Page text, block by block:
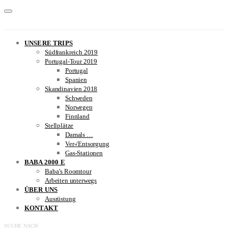
UNSERE TRIPS
Südfrankreich 2019
Portugal-Tour 2019
Portugal
Spanien
Skandinavien 2018
Schweden
Norwegen
Finnland
Stellplätze
Damals …
Ver-/Entsorgung
Gas-Stationen
BABA 2000 E
Baba’s Roomtour
Arbeiten unterwegs
ÜBER UNS
Ausrüstung
KONTAKT
SUCHE NACH: